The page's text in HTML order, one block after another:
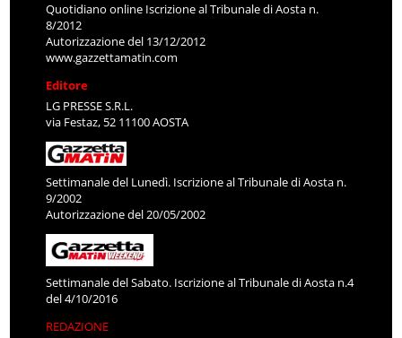
Quotidiano online Iscrizione al Tribunale di Aosta n.
8/2012
Autorizzazione del 13/12/2012
www.gazzettamatin.com
Editore
LG PRESSE S.R.L.
via Festaz, 52 11100 AOSTA
Settimanale del Lunedì. Iscrizione al Tribunale di Aosta n.
9/2002
Autorizzazione del 20/05/2002
Settimanale del Sabato. Iscrizione al Tribunale di Aosta n.4
del 4/10/2016
REDAZIONE